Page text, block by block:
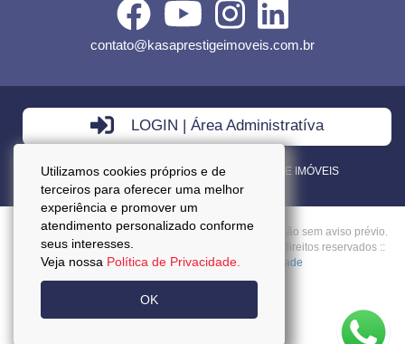
Utilizamos cookies próprios e de
terceiros para oferecer uma melhor
experiência e promover um
atendimento personalizado conforme
seus interesses.
Veja nossa Política de Privacidade.
OK
contato@kasaprestigeimoveis.com.br
LOGIN | Área Administratíva
VENDA - LOCAÇÃO - ADMINISTRAÇÃO DE IMÓVEIS
Preços mencionados neste site estão sujeitos a alteração sem aviso prévio.
Copyright © 2026 - Kasa Prestige Imoveis :: Todos os direitos reservados ::
CRECI: J27037 ::Política da Privacidade